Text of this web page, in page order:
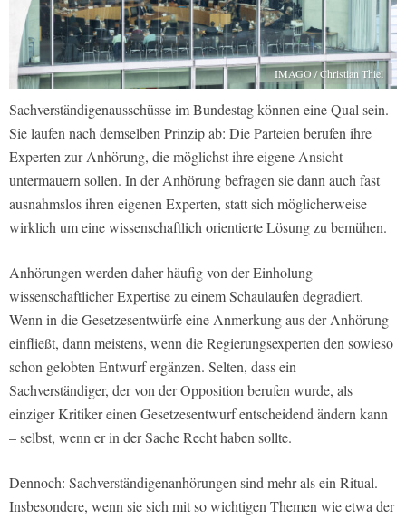
IMAGO / Christian Thiel
Sachverständigenausschüsse im Bundestag können eine Qual sein.
Sie laufen nach demselben Prinzip ab: Die Parteien berufen ihre
Experten zur Anhörung, die möglichst ihre eigene Ansicht
untermauern sollen. In der Anhörung befragen sie dann auch fast
ausnahmslos ihren eigenen Experten, statt sich möglicherweise
wirklich um eine wissenschaftlich orientierte Lösung zu bemühen.
Anhörungen werden daher häufig von der Einholung
wissenschaftlicher Expertise zu einem Schaulaufen degradiert.
Wenn in die Gesetzesentwürfe eine Anmerkung aus der Anhörung
einfließt, dann meistens, wenn die Regierungsexperten den sowieso
schon gelobten Entwurf ergänzen. Selten, dass ein
Sachverständiger, der von der Opposition berufen wurde, als
einziger Kritiker einen Gesetzesentwurf entscheidend ändern kann
– selbst, wenn er in der Sache Recht haben sollte.
Dennoch: Sachverständigenanhörungen sind mehr als ein Ritual.
Insbesondere, wenn sie sich mit so wichtigen Themen wie etwa der